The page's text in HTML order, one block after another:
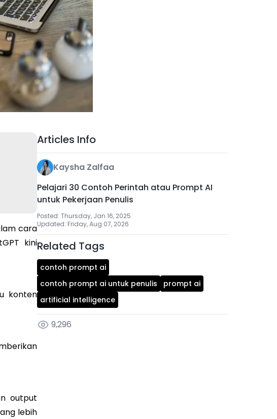
cara
kini
konten
output
lebih
Articles Info
Kaysha Zalfaa
Pelajari 30 Contoh Perintah atau Prompt AI
untuk Pekerjaan Penulis
Posted: Thursday, Jan 16, 2025
Updated: Friday, Aug 07, 2026
Related Tags
contoh prompt ai
contoh prompt ai untuk penulis
prompt ai
artificial intelligence
9,296